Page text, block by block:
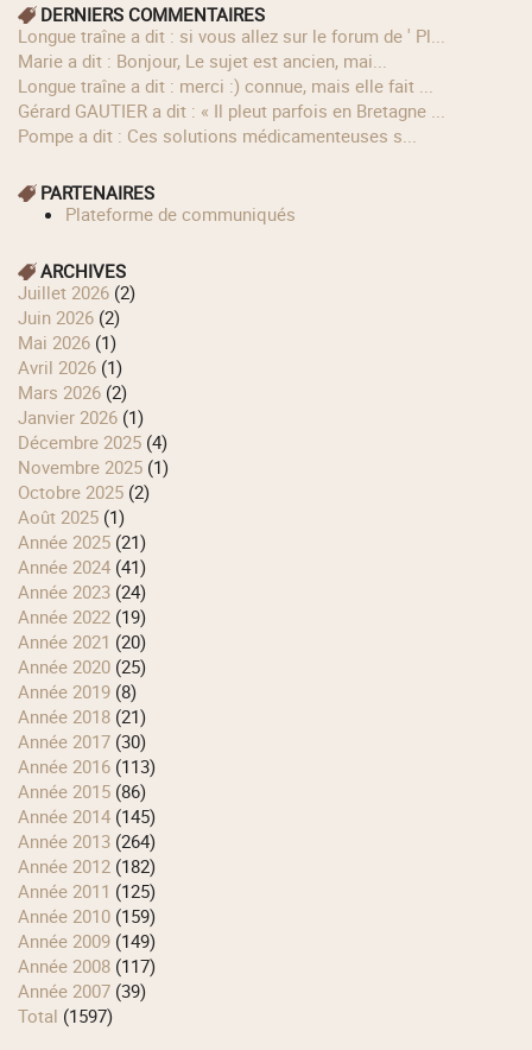
DERNIERS COMMENTAIRES
longue traîne a dit : si vous allez sur le forum de ' Pl...
Marie a dit : Bonjour, Le sujet est ancien, mai...
longue traîne a dit : merci :) connue, mais elle fait ...
Gérard GAUTIER a dit : « Il pleut parfois en Bretagne ...
Pompe a dit : Ces solutions médicamenteuses s...
PARTENAIRES
Plateforme de communiqués
ARCHIVES
juillet 2026 (2)
juin 2026 (2)
mai 2026 (1)
avril 2026 (1)
mars 2026 (2)
janvier 2026 (1)
décembre 2025 (4)
novembre 2025 (1)
octobre 2025 (2)
août 2025 (1)
année 2025 (21)
année 2024 (41)
année 2023 (24)
année 2022 (19)
année 2021 (20)
année 2020 (25)
année 2019 (8)
année 2018 (21)
année 2017 (30)
année 2016 (113)
année 2015 (86)
année 2014 (145)
année 2013 (264)
année 2012 (182)
année 2011 (125)
année 2010 (159)
année 2009 (149)
année 2008 (117)
année 2007 (39)
total (1597)